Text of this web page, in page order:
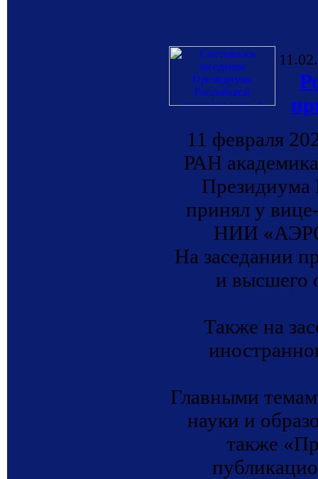
11 февраля
РАН
Президиума
принял у
НИИ
На заседании
и высшего
Также на
Главными
науки и
также